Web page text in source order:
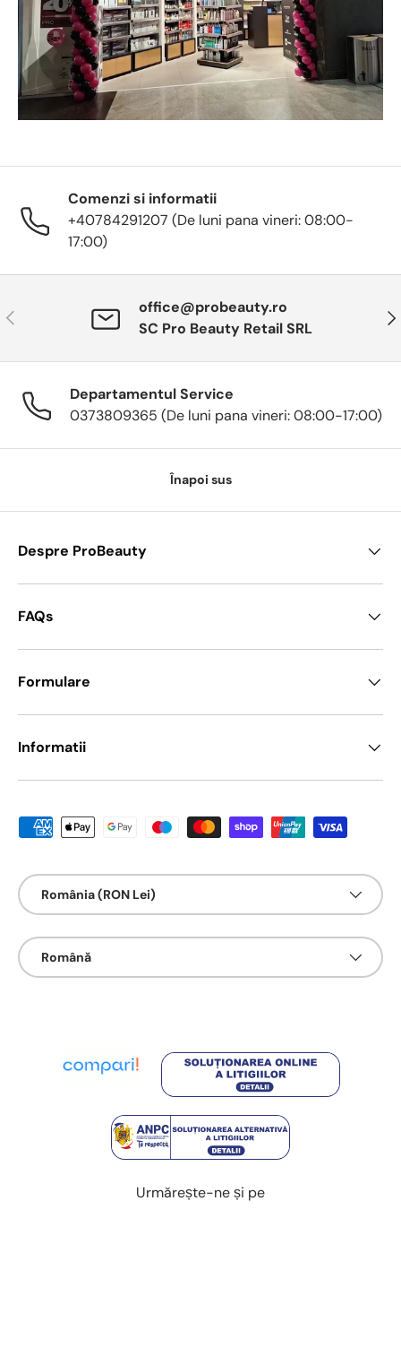
Comenzi si informatii
+40784291207 (De luni pana vineri: 08:00-
17:00)
Anterior
office@probeauty.ro
SC Pro Beauty Retail SRL
Departamentul Service
0373809365 (De luni pana vineri: 08:00-17:00)
Înapoi sus
Despre ProBeauty
FAQs
Formulare
Informatii
Metode de platā acceptate
Țarǎ/Regiune
România (RON Lei)
Limbā
Română
Urmărește-ne și pe